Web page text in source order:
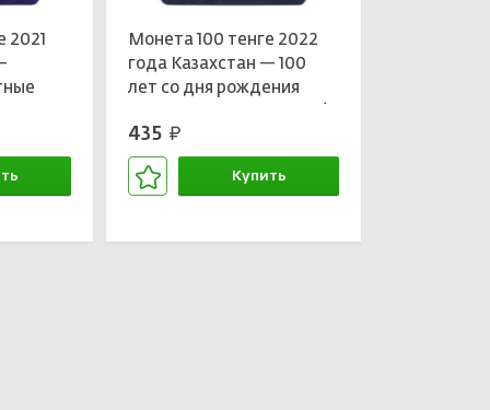
2021
Монета 100 тенге 2022
года Казахстан — 100
лет со дня рождения
блистере)
435 руб.
Купить